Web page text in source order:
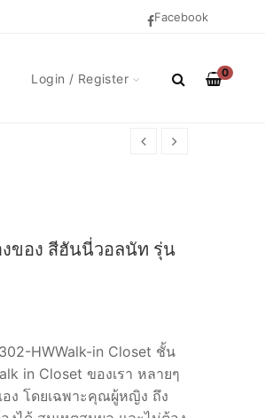
Facebook
Login / Register 0
ของ สีฮันนี่วอลนัท รุ่น
HWWalk-in Closet ชั้น
in Closet ของเรา หลายๆ
ง โดยเฉพาะคุณผู้หญิง ถึง